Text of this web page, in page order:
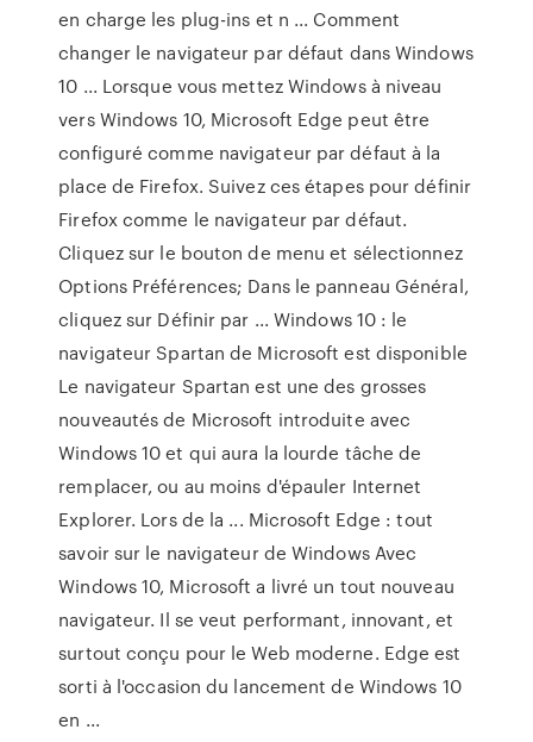
en charge les plug-ins et n ... Comment
changer le navigateur par défaut dans Windows
10 ... Lorsque vous mettez Windows à niveau
vers Windows 10, Microsoft Edge peut être
configuré comme navigateur par défaut à la
place de Firefox. Suivez ces étapes pour définir
Firefox comme le navigateur par défaut.
Cliquez sur le bouton de menu et sélectionnez
Options Préférences; Dans le panneau Général,
cliquez sur Définir par ... Windows 10 : le
navigateur Spartan de Microsoft est disponible
Le navigateur Spartan est une des grosses
nouveautés de Microsoft introduite avec
Windows 10 et qui aura la lourde tâche de
remplacer, ou au moins d'épauler Internet
Explorer. Lors de la ... Microsoft Edge : tout
savoir sur le navigateur de Windows Avec
Windows 10, Microsoft a livré un tout nouveau
navigateur. Il se veut performant, innovant, et
surtout conçu pour le Web moderne. Edge est
sorti à l'occasion du lancement de Windows 10
en ...